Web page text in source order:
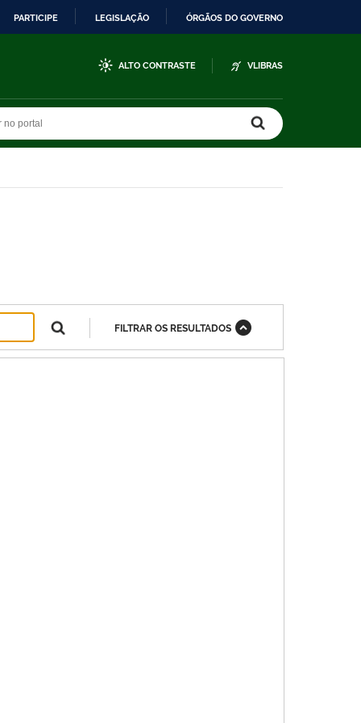
PARTICIPE LEGISLAÇÃO ÓRGÃOS DO GOVERNO
ALTO CONTRASTE VLIBRAS
FILTRAR OS RESULTADOS